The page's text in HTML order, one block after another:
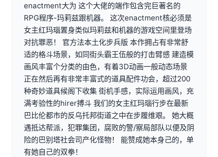
enactment大为 这个大佬的端作包含完巨著名的
RPG程序-玛莉兹跟机器。 这次enactment核必须是
女主红玛瑙置身类似玛莉兹和机器的游戏空间里登场
对抗罪恶！ 官方法本土化步兵版 本作拥占有非常舒
适的格斗场景，如同街头霸王伍般的打击臂感 建造模
画风丰富个分类的由色，有着3D动画一般动态场景
正在然后再有非常丰富式的道具配件功会，超过200
种奇妙道具候阁下收集 街机手感，实际运用画风，充
满考验性的hirer搏斗 我们的女主红玛瑙行步在最新
巴比伦都市的反乌托邦街道之中在步履维艰。 她大概
遇抵达帮派，犯罪集团，腐败的警/察局部队以便及阴
险的巴别塔社会司产化怪物！ 能赞成她本身己的，单
有她自己的双拳！